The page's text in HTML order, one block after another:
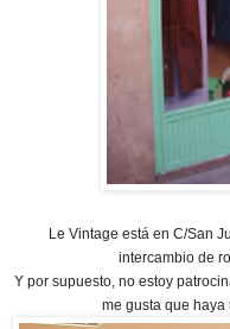
Le Vintage está en C/San
intercambio de
Y por supuesto, no estoy
me gusta que haya